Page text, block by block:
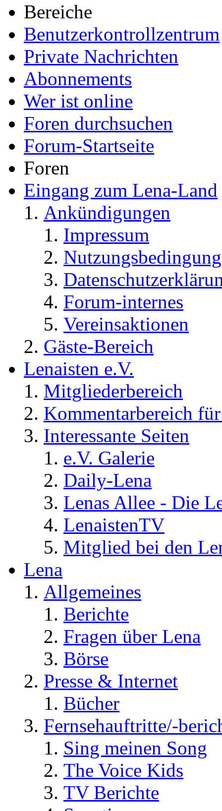
Bereiche
Benutzerkontrollzentrum
Private Nachrichten
Abonnements
Wer ist online
Foren durchsuchen
Forum-Startseite
Foren
Eingang zum Lena-Land
Ankündigungen
Impressum
Forum-internes
Vereinsaktionen
Gäste-Bereich
Lenaisten e.V.
Mitgliederbereich
Kommentarbereich
Interessante Seiten
e.V. Galerie
Daily-Lena
Lenas Allee - Die
LenaistenTV
Mitglied bei den
Lena
Allgemeines
Berichte
Fragen über Lena
Börse
Presse & Internet
Bücher
Fernsehauftritte/-
Sing meinen Song
The Voice Kids
TV Berichte